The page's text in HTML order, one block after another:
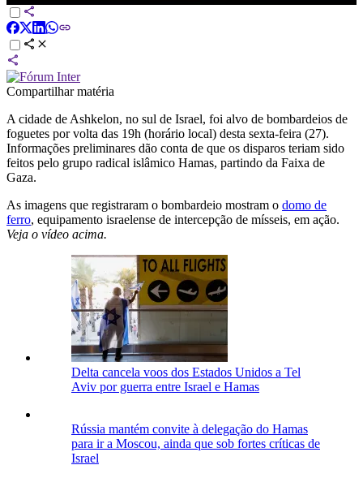
Compartilhar matéria
A cidade de Ashkelon, no sul de Israel, foi alvo de bombardeios de
foguetes por volta das 19h (horário local) desta sexta-feira (27).
Informações preliminares dão conta de que os disparos teriam sido
feitos pelo grupo radical islâmico Hamas, partindo da Faixa de
Gaza.
As imagens que registraram o bombardeio mostram o domo de
ferro, equipamento israelense de intercepção de mísseis, em ação.
Veja o vídeo acima.
Delta cancela voos dos Estados Unidos a Tel
Aviv por guerra entre Israel e Hamas
Rússia mantém convite à delegação do Hamas
para ir a Moscou, ainda que sob fortes críticas de
Israel